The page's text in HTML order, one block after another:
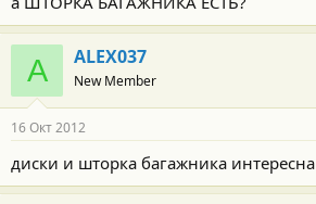
A ALEX037
New Member
16 Окт 2012
диски и шторка багажника интересна